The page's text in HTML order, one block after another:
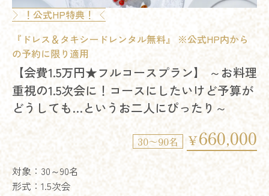
緑を感じながら特別な日に特別なゲストといつも通り過ご
の「ありがとう」を届けたい そんな思いを叶えられるの
プランを相談する
！公式HP特典！
『ドレス＆タキシードレンタル無料』 ※公式HP内から
の予約に限り適用
【会費1.5万円★フルコースプラン】 ～お料理
重視の1.5次会に！コースにしたいけど予算が
どうしても…というお二人にぴったり～
30～90名 ￥660,000
対象：30～90名
形式：1.5次会